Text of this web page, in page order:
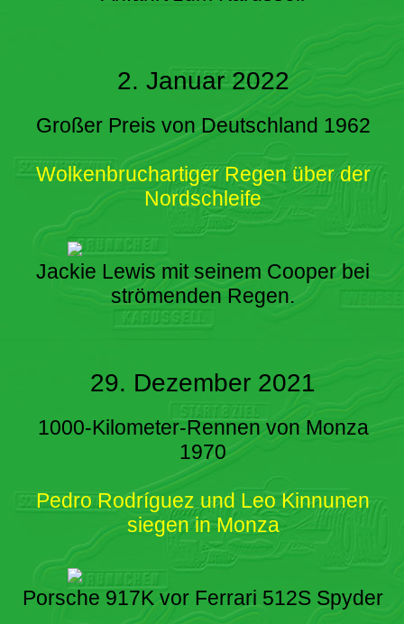
2. Januar 2022
Großer Preis von Deutschland 1962
Wolkenbruchartiger Regen über der
Nordschleife
Jackie Lewis mit seinem Cooper bei
strömenden Regen.
29. Dezember 2021
1000-Kilometer-Rennen von Monza
1970
Pedro Rodríguez und Leo Kinnunen
siegen in Monza
Porsche 917K vor Ferrari 512S Spyder